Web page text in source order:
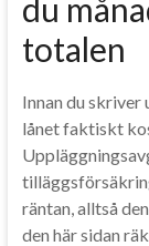
du
totalen
Innan du
lånet faktiskt
räntan, alltså
den här sidan